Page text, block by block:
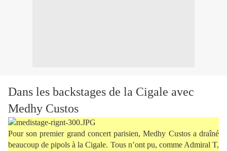
Dans les backstages de la Cigale avec
Medhy Custos
Pour son premier grand concert parisien, Medhy Custos a draîné
beaucoup de pipols à la Cigale. Tous n’ont pu, comme Admiral T,